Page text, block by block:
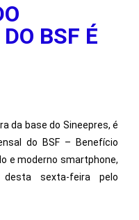
BSF É
da base do Sineepres, é
do BSF – Benefício
e moderno smartphone,
sexta-feira pelo